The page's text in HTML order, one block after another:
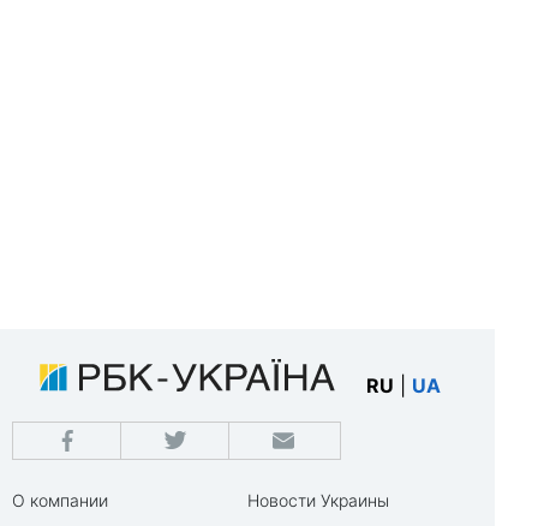
RU UA
О компании
Новости Украины